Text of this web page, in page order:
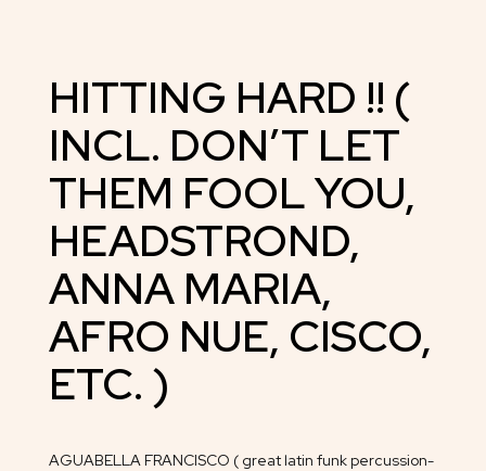
HITTING HARD !! (
INCL. DON’T LET
THEM FOOL YOU,
HEADSTROND,
ANNA MARIA,
AFRO NUE, CISCO,
ETC. )
AGUABELLA FRANCISCO ( great latin funk percussion-